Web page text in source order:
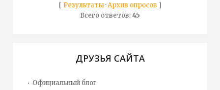
[ Результаты·Архив опросов ]
Всего ответов:45
ДРУЗЬЯ САЙТА
Официальный блог